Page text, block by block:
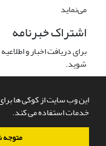
این وب سایت از کوکی ها برای
خدمات استفاده می کند.
می‌نماید
اشتراک خبرنامه
برای دریافت اخبار و
شوید.